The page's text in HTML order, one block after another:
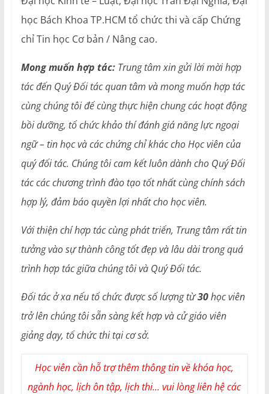
học Bách Khoa TP.HCM tổ chức thi và cấp Chứng
chỉ Tin học Cơ bản / Nâng cao.
Mong muốn hợp tác: Trung tâm xin gửi lời mời hợp
tác đến Quý Đối tác quan tâm và mong muốn hợp tác
cùng chúng tôi để cùng thực hiện chung các hoạt động
bồi dưỡng, tổ chức khảo thí đánh giá năng lực ngoại
ngữ – tin học và các chứng chỉ khác cho Học viên của
quý đối tác. Chúng tôi cam kết luôn dành cho Quý Đối
tác các chương trình đào tạo tốt nhất cùng chính sách
hợp lý, đảm báo quyền lợi nhất cho học viên.
Với thiện chí hợp tác cùng phát triển, Trung tâm rất tin
tưởng vào sự thành công tốt đẹp và lâu dài trong quá
trình hợp tác giữa chúng tôi và Quý Đối tác.
Đối tác ở xa nếu tổ chức được số lượng từ30học viên
trở lên chúng tôi sẵn sàng kết hợp và cử giáo viên
giảng dạy, tổ chức thi tại cơ sở.
Học viên cần hỗ trợ thêm thông tin về khóa học,
ngành học, lịch ôn tập, lịch thi... vui lòng liên hệ các